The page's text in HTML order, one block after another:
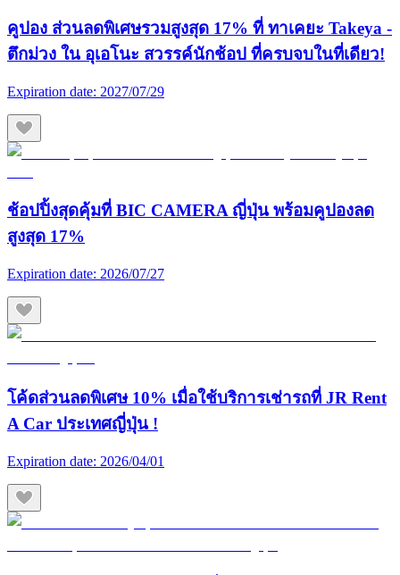
คูปอง ส่วนลดพิเศษรวมสูงสุด 17% ที่ ทาเคยะ Takeya -
ตึกม่วง ใน อุเอโนะ สวรรค์นักช้อป ที่ครบจบในที่เดียว!
Expiration date: 2027/07/29
ช้อปปิ้งสุดคุ้มที่ BIC CAMERA ญี่ปุ่น พร้อมคูปองลด
สูงสุด 17%
Expiration date: 2026/07/27
โค้ดส่วนลดพิเศษ 10% เมื่อใช้บริการเช่ารถที่ JR Rent
A Car ประเทศญี่ปุ่น !
Expiration date: 2026/04/01